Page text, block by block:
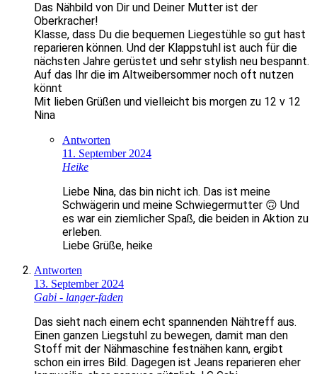
Das Nähbild von Dir und Deiner Mutter ist der
Oberkracher!
Klasse, dass Du die bequemen Liegestühle so gut hast
reparieren können. Und der Klappstuhl ist auch für die
nächsten Jahre gerüstet und sehr stylish neu bespannt.
Auf das Ihr die im Altweibersommer noch oft nutzen
könnt
Mit lieben Grüßen und vielleicht bis morgen zu 12 v 12
Nina
Antworten
11. September 2024
Heike
Liebe Nina, das bin nicht ich. Das ist meine
Schwägerin und meine Schwiegermutter 🙃 Und
es war ein ziemlicher Spaß, die beiden in Aktion zu
erleben.
Liebe Grüße, heike
Antworten
13. September 2024
Gabi - langer-faden
Das sieht nach einem echt spannenden Nähtreff aus.
Einen ganzen Liegstuhl zu bewegen, damit man den
Stoff mit der Nähmaschine festnähen kann, ergibt
schon ein irres Bild. Dagegen ist Jeans reparieren eher